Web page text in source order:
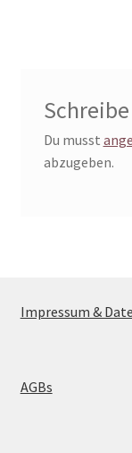
Du musst
abzugeben.
Impressum &
AGBs